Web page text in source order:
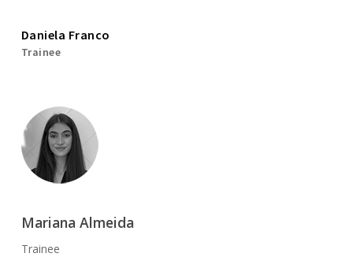
Daniela Franco
Trainee
Mariana Almeida
Trainee